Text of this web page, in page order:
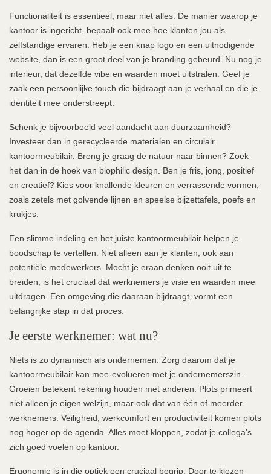
Functionaliteit is essentieel, maar niet alles. De manier waarop je
kantoor is ingericht, bepaalt ook mee hoe klanten jou als
zelfstandige ervaren. Heb je een knap logo en een uitnodigende
website, dan is een groot deel van je branding gebeurd. Nu nog je
interieur, dat dezelfde vibe en waarden moet uitstralen. Geef je
zaak een persoonlijke touch die bijdraagt aan je verhaal en die je
identiteit mee onderstreept.
Schenk je bijvoorbeeld veel aandacht aan duurzaamheid?
Investeer dan in gerecycleerde materialen en circulair
kantoormeubilair. Breng je graag de natuur naar binnen? Zoek
het dan in de hoek van biophilic design. Ben je fris, jong, positief
en creatief? Kies voor knallende kleuren en verrassende vormen,
zoals zetels met golvende lijnen en speelse bijzettafels, poefs en
krukjes.
Een slimme indeling en het juiste kantoormeubilair helpen je
boodschap te vertellen. Niet alleen aan je klanten, ook aan
potentiële medewerkers. Mocht je eraan denken ooit uit te
breiden, is het cruciaal dat werknemers je visie en waarden mee
uitdragen. Een omgeving die daaraan bijdraagt, vormt een
belangrijke stap in dat proces.
Je eerste werknemer: wat nu?
Niets is zo dynamisch als ondernemen. Zorg daarom dat je
kantoormeubilair kan mee-evolueren met je ondernemerszin.
Groeien betekent rekening houden met anderen. Plots primeert
niet alleen je eigen welzijn, maar ook dat van één of meerder
werknemers. Veiligheid, werkcomfort en productiviteit komen plots
nog hoger op de agenda. Alles moet kloppen, zodat je collega’s
zich goed voelen op kantoor.
Ergonomie is in die optiek een cruciaal begrip. Door te kiezen